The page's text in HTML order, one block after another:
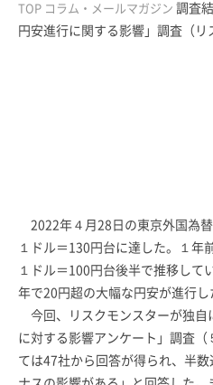
TOP コラム・メールマガジン 調査
円安進行に関する影響」調査（リ
2022年４月28日の東京外国為
１ドル＝130円台に達した。１年
１ドル＝100円台後半で推移して
年で20円超の大幅な円安が進行し
今回、リスクモンスターが独自
に対する影響アンケート」調査
ては47社から回答が得られ、半